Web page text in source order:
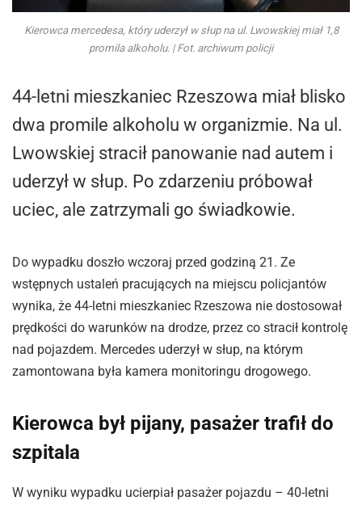
Kierowca mercedesa, który uderzył w słup na ul. Lwowskiej miał 1,8
promila alkoholu. | Fot. archiwum policji
44-letni mieszkaniec Rzeszowa miał blisko
dwa promile alkoholu w organizmie. Na ul.
Lwowskiej stracił panowanie nad autem i
uderzył w słup. Po zdarzeniu próbował
uciec, ale zatrzymali go świadkowie.
Do wypadku doszło wczoraj przed godziną 21. Ze
wstępnych ustaleń pracujących na miejscu policjantów
wynika, że 44-letni mieszkaniec Rzeszowa nie dostosował
prędkości do warunków na drodze, przez co stracił kontrolę
nad pojazdem. Mercedes uderzył w słup, na którym
zamontowana była kamera monitoringu drogowego.
Kierowca był pijany, pasażer trafił do
szpitala
W wyniku wypadku ucierpiał pasażer pojazdu – 40-letni